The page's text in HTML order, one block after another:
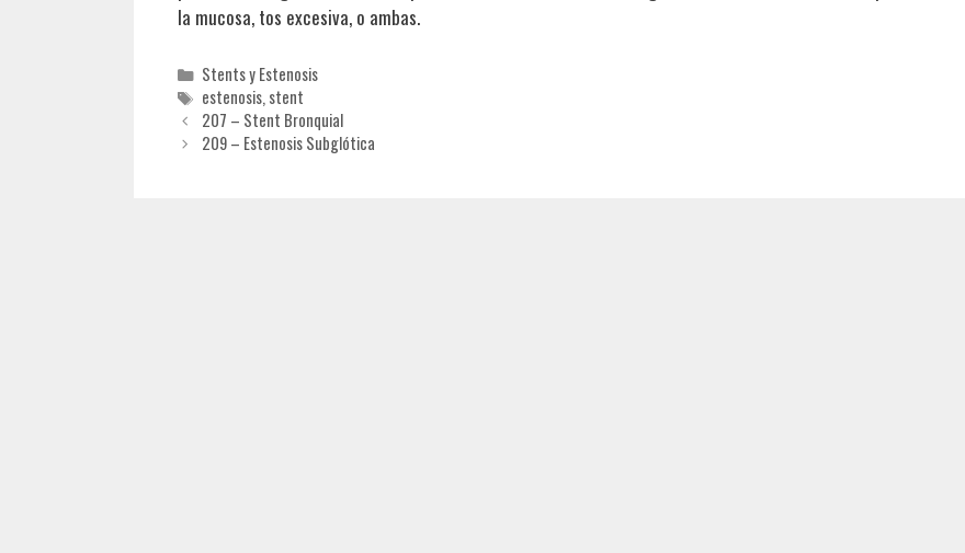
la mucosa, tos excesiva, o ambas.
Categorías
Stents y Estenosis
Etiquetas
estenosis, stent
207 – Stent Bronquial
209 – Estenosis Subglótica